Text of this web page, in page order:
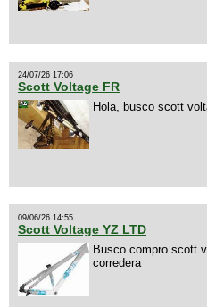
24/07/26 17:06
Scott Voltage FR
Hola, busco scott
09/06/26 14:55
Scott Voltage YZ LTD
Busco compro scott
corredera